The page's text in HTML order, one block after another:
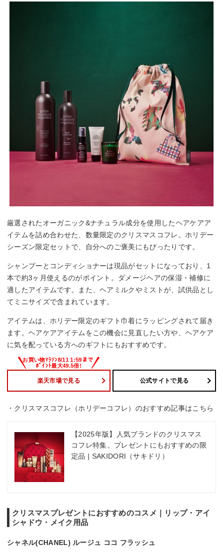
厳選されたオーガニック&ナチュラル成分を使用したヘアケアア
イテムを詰め合わせた、数量限定のクリスマスコフレ。ホリデー
シーズン限定セットで、自分へのご褒美にもぴったりです。
シャンプーとコンディショナーは現品がセットになっており、1
本で約3ヶ月使えるのがポイント。ダメージヘアの保湿・補修に
適したアイテムです。また、ヘアミルクやミストが、試供品とし
てミニサイズで含まれています。
アイテムは、ホリデー限定のギフト巾着にラッピングされて届き
ます。ヘアケアアイテムをこの機会に見直したい方や、ヘアケア
に気を配っている方へのギフトにもおすすめです。
楽天市場で見る 公式サイトで見る
・クリスマスコフレ（ホリデーコフレ）のおすすめ記事はこちら
【2025年版】人気ブランドのクリスマス
コフレ特集。プレゼントにもおすすめの限
定品 | SAKIDORI（サキドリ）
クリスマスプレゼントにおすすめのコスメ｜リップ・アイ
シャドウ・メイク用品
シャネル(CHANEL) ルージュ ココ フラッシュ